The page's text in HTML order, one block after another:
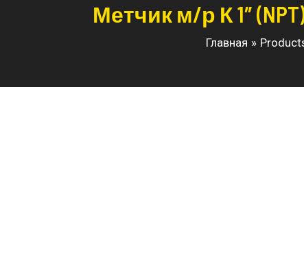
Метчик м/р К 1″
Главная